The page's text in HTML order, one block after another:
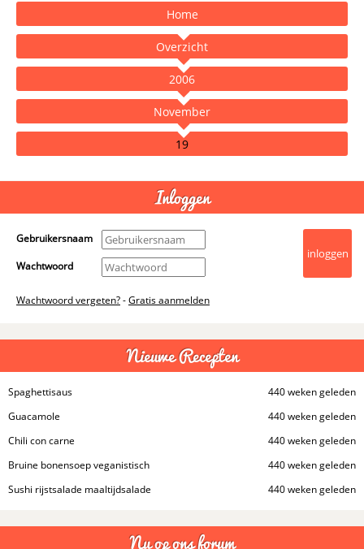
Home
Overzicht
2006
November
19
- Advertentie - powered by
Inloggen
Gebruikersnaam
Wachtwoord
Wachtwoord vergeten?-Gratis aanmelden
Nieuwe Recepten
440 weken geleden
Spaghettisaus
440 weken geleden
Guacamole
440 weken geleden
Chili con carne
440 weken geleden
Bruine bonensoep veganistisch
440 weken geleden
Sushi rijstsalade maaltijdsalade
Nu op ons forum